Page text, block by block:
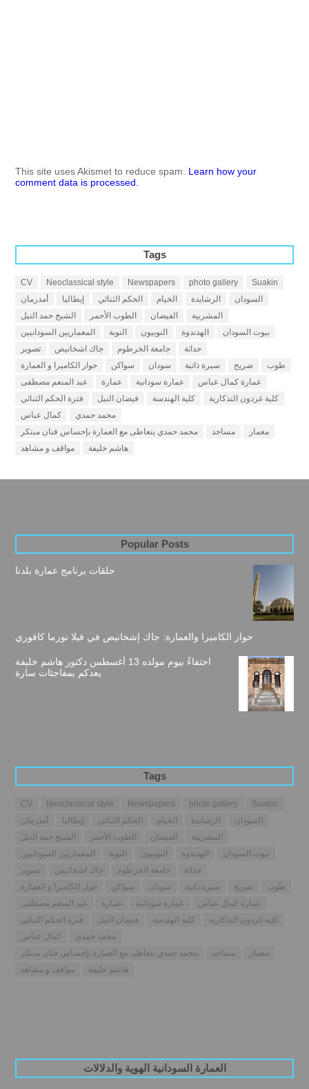
This site uses Akismet to reduce spam. Learn how your
comment data is processed.
Tags
CV Neoclassical style Newspapers photo gallery
Suakin
أمدرمان
إيطاليا الحكم الثنائي الخيام الرشايدة
السودان
الشيخ حمد النيل
الطوب الأحمر الفيضان
المشربية
المعماريين السودانيين
النوبة النوبيون الهدندوة
بيوت السودان
تصوير
جاك اشخانيص جامعة الخرطوم
حداثة
حوار الكاميرا و العمارة
سواكن سودان سيرة ذاتية ضريح
طوب
عبد المنعم مصطفى
عمارة عمارة سودانية
عمارة كمال عباس
فترة الحكم الثنائي
فيضان النيل كلية الهندسة
كلية غردون التذكارية
كمال عباس
محمد حمدي
محمد حمدي يتعاطى مع العمارة بإحساس فنان مبتكر
مساجد
معمار
مواقف و مشاهد
هاشم خليفة
Popular Posts
حلقات برنامج عمارة بلدنا
حوار الكاميرا والعمارة: جاك إشخانيص في فيلا نورما كافوري
احتفاءً بيوم مولده 13 أغسطس دكتور هاشم خليفة
يعدكم بمفاجئات سارة
Tags
CV Neoclassical style Newspapers photo gallery
Suakin
أمدرمان
إيطاليا الحكم الثنائي الخيام الرشايدة
السودان
الشيخ حمد النيل
الطوب الأحمر الفيضان
المشربية
المعماريين السودانيين
النوبة النوبيون الهدندوة
بيوت السودان
تصوير
جاك اشخانيص جامعة الخرطوم
حداثة
حوار الكاميرا و العمارة
سواكن سودان سيرة ذاتية ضريح
طوب
عبد المنعم مصطفى
عمارة عمارة سودانية
عمارة كمال عباس
فترة الحكم الثنائي
فيضان النيل كلية الهندسة
كلية غردون التذكارية
كمال عباس
محمد حمدي
محمد حمدي يتعاطى مع العمارة بإحساس فنان مبتكر
مساجد
معمار
مواقف و مشاهد
هاشم خليفة
العمارة السودانية الهوية والدلالات